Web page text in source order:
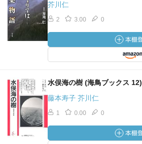
芥川仁
2 3.00 0
水俣海の樹 (海鳥ブックス 12)
藤本寿子 芥川仁
1 0.00 0